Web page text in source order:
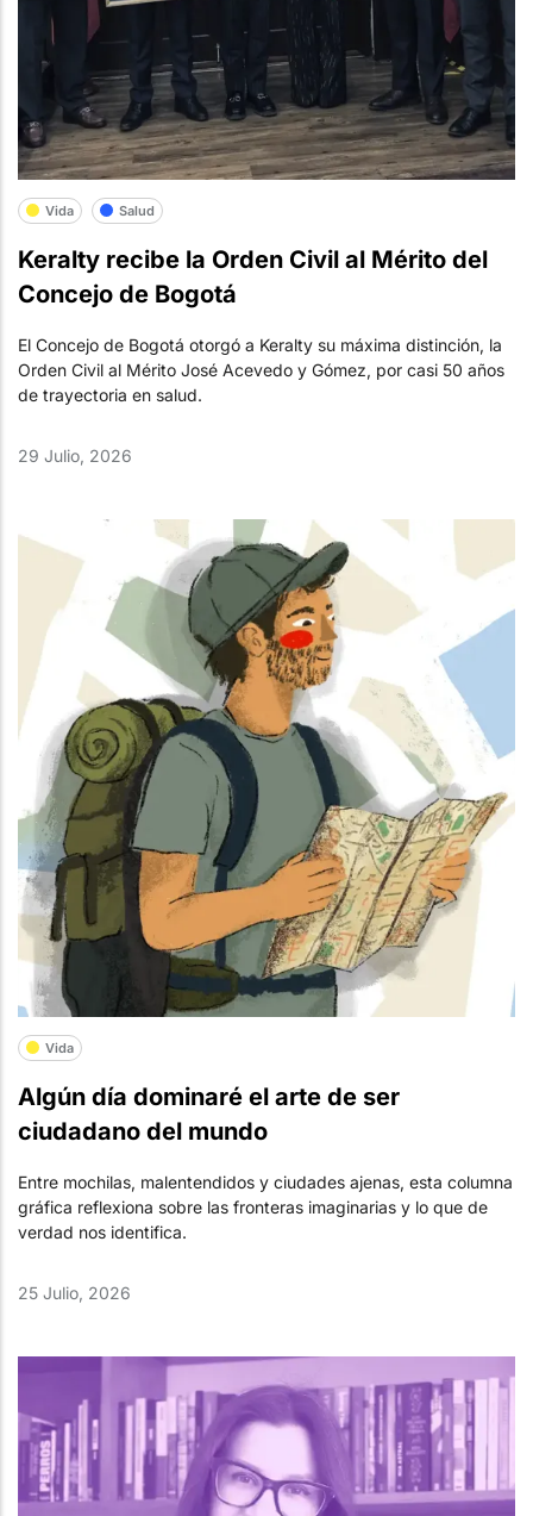
Vida Salud
Keralty recibe la Orden Civil al Mérito del
Concejo de Bogotá
El Concejo de Bogotá otorgó a Keralty su máxima distinción, la
Orden Civil al Mérito José Acevedo y Gómez, por casi 50 años
de trayectoria en salud.
29 Julio, 2026
Vida
Algún día dominaré el arte de ser
ciudadano del mundo
Entre mochilas, malentendidos y ciudades ajenas, esta columna
gráfica reflexiona sobre las fronteras imaginarias y lo que de
verdad nos identifica.
25 Julio, 2026